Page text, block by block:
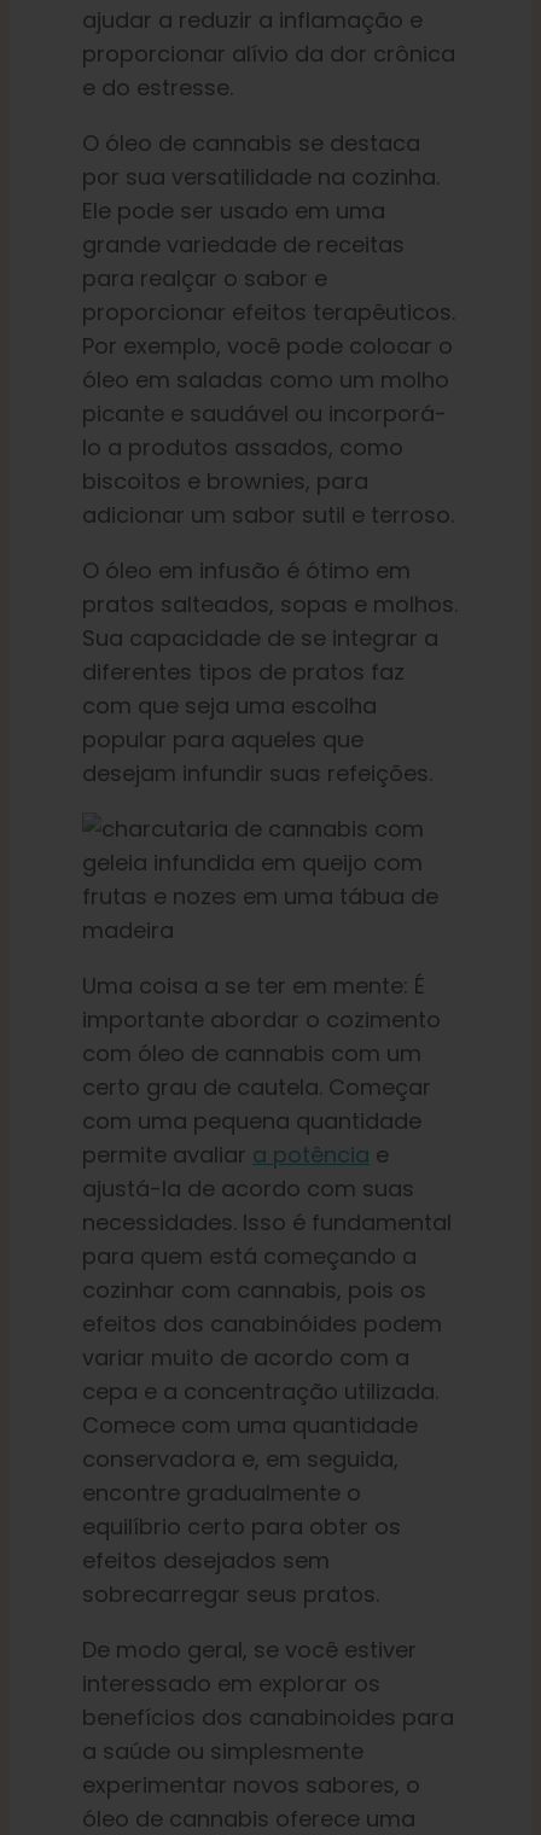
ajudar a reduzir a inflamação e
proporcionar alívio da dor crônica
e do estresse.
O óleo de cannabis se destaca
por sua versatilidade na cozinha.
Ele pode ser usado em uma
grande variedade de receitas
para realçar o sabor e
proporcionar efeitos terapêuticos.
Por exemplo, você pode colocar o
óleo em saladas como um molho
picante e saudável ou incorporá-
lo a produtos assados, como
biscoitos e brownies, para
adicionar um sabor sutil e terroso.
O óleo em infusão é ótimo em
pratos salteados, sopas e molhos.
Sua capacidade de se integrar a
diferentes tipos de pratos faz
com que seja uma escolha
popular para aqueles que
desejam infundir suas refeições.
Uma coisa a se ter em mente: É
importante abordar o cozimento
com óleo de cannabis com um
certo grau de cautela. Começar
com uma pequena quantidade
permite avaliar a potência e
ajustá-la de acordo com suas
necessidades. Isso é fundamental
para quem está começando a
cozinhar com cannabis, pois os
efeitos dos canabinóides podem
variar muito de acordo com a
cepa e a concentração utilizada.
Comece com uma quantidade
conservadora e, em seguida,
encontre gradualmente o
equilíbrio certo para obter os
efeitos desejados sem
sobrecarregar seus pratos.
De modo geral, se você estiver
interessado em explorar os
benefícios dos canabinoides para
a saúde ou simplesmente
experimentar novos sabores, o
óleo de cannabis oferece uma